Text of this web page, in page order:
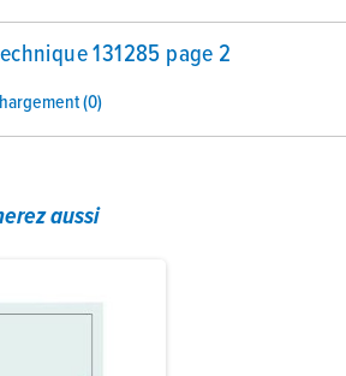
131285 page 2
(0)
aussi